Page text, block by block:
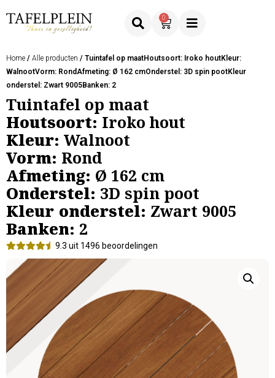
0
Home / Alle producten / Tuintafel op maatHoutsoort: Iroko houtKleur:
WalnootVorm: RondAfmeting: Ø 162 cmOnderstel: 3D spin pootKleur
onderstel: Zwart 9005Banken: 2
Tuintafel op maat
Houtsoort: Iroko hout
Kleur: Walnoot
Vorm: Rond
Afmeting: Ø 162 cm
Onderstel: 3D spin poot
Kleur onderstel: Zwart 9005
Banken: 2
9.3 uit 1496 beoordelingen